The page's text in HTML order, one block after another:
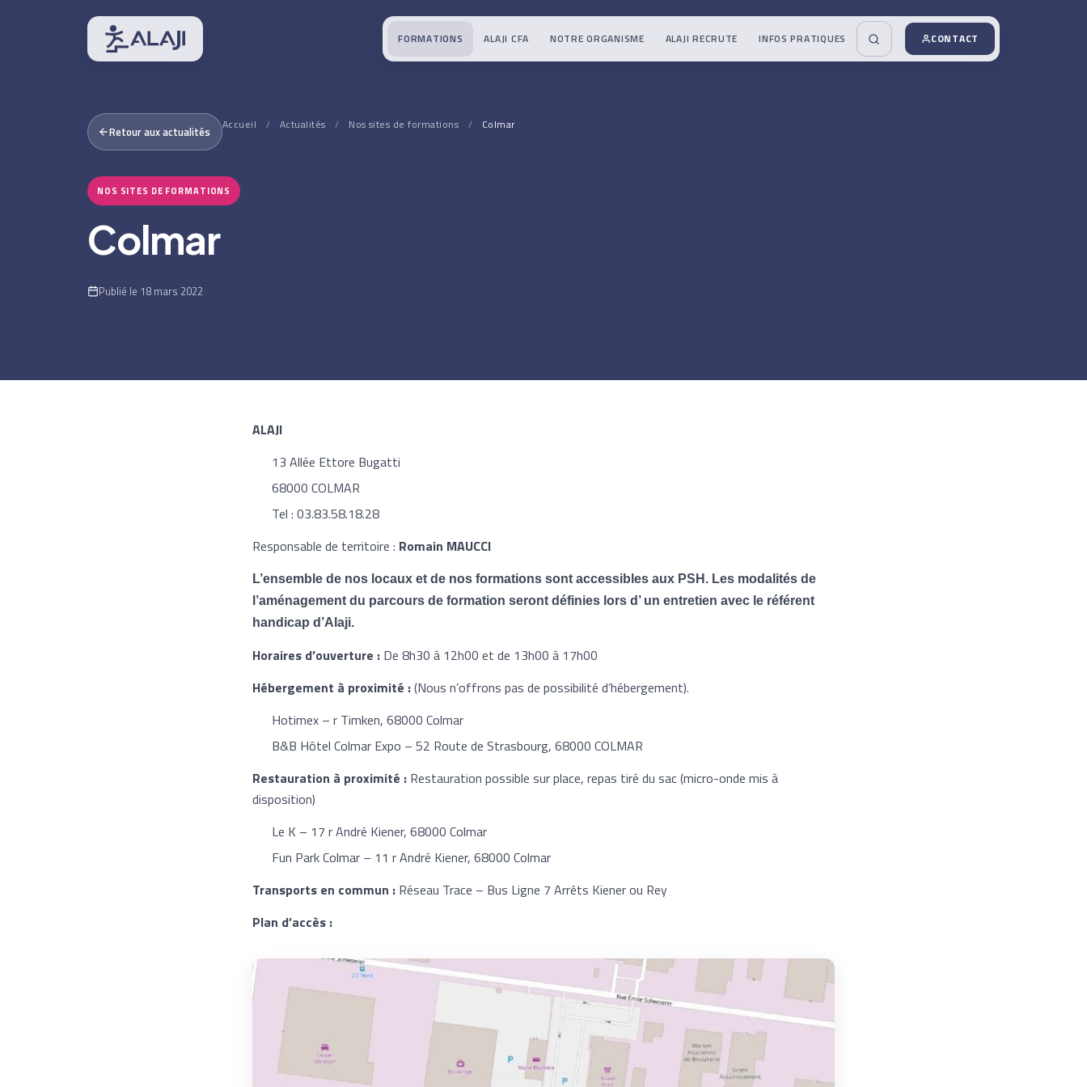
FORMATIONS ALAJI CFA NOTRE ORGANISME ALAJI RECRUTE INFOS PRATIQUES CONTACT
Retour aux actualités Accueil / Actualités / Nos sites de formations / Colmar
NOS SITES DE FORMATIONS
Colmar
Publié le 18 mars 2022
ALAJI
13 Allée Ettore Bugatti
68000 COLMAR
Tel : 03.83.58.18.28
Responsable de territoire : Romain MAUCCI
L’ensemble de nos locaux et de nos formations sont accessibles aux PSH. Les modalités de
l’aménagement du parcours de formation seront définies lors d’ un entretien avec le référent
handicap d’Alaji.
Horaires d’ouverture : De 8h30 à 12h00 et de 13h00 à 17h00
Hébergement à proximité :(Nous n’offrons pas de possibilité d’hébergement).
Hotimex – r Timken, 68000 Colmar
B&B Hôtel Colmar Expo – 52 Route de Strasbourg, 68000 COLMAR
Restauration à proximité : Restauration possible sur place, repas tiré du sac (micro-onde mis à
disposition)
Le K – 17 r André Kiener, 68000 Colmar
Fun Park Colmar – 11 r André Kiener, 68000 Colmar
Transports en commun : Réseau Trace – Bus Ligne 7 Arrêts Kiener ou Rey
Plan d’accès :